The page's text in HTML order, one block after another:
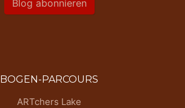
Blog abonnieren
BOGEN-PARCOURS
ARTchers Lake